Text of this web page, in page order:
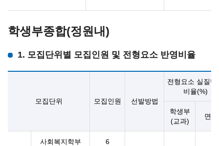
학생부종합(정원내)
1. 모집단위별 모집인원 및 전형요소 반영비율
모집단위 모집인원 선발방법
전형요소 실질반
비율(%)
학생부
(교과)
면접
사회복지학부 6